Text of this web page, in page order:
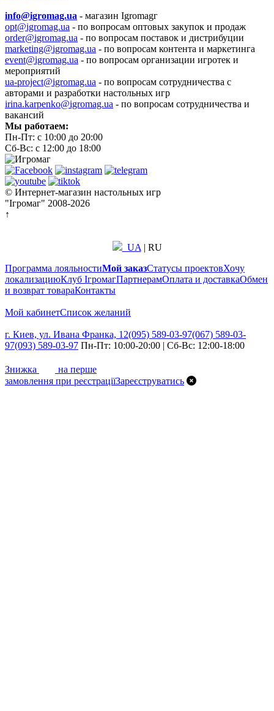
info@igromag.ua - магазин Igromagг
opt@igromag.ua - по вопросам оптовых закупок и продаж
order@igromag.ua - по вопросам поставок и дистрибуции
marketing@igromag.ua - по вопросам контента и маркетинга
event@igromag.ua - по вопросам организации игротек и
мероприятий
ua-project@igromag.ua - по вопросам сотрудничества с
авторами и разработки настольных игр
irina.karpenko@igromag.ua - по вопросам сотрудничества и
вакансий
Мы работаем:
Пн-Пт: с 10:00 до 20:00
Сб-Вс: с 12:00 до 18:00
© Интернет-магазин настольных игр
"Ігромаг" 2008-2026
↑
UA | RU
Программа лояльностиМой заказСтатусы проектовХочу
локализациюКлуб ІгромагПартнерамОплата и доставкаОбмен
и возврат товараКонтакты
Мой кабинетСписок желаний
г. Киев, ул. Ивана Франка, 12(095) 589-03-97(067) 589-03-
97(093) 589-03-97 Пн-Пт: 10:00-20:00 | Сб-Вс: 12:00-18:00
Знижка
на перше
замовлення при реєстраціїЗареєструватись